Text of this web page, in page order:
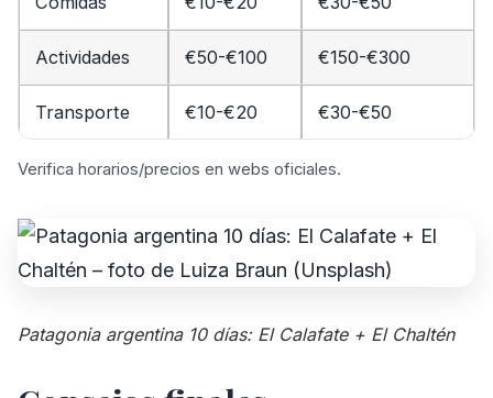
Actividades €50-€100 €150-€300
Transporte €10-€20 €30-€50
Verifica horarios/precios en webs oficiales.
Patagonia argentina 10 días: El Calafate + El Chaltén